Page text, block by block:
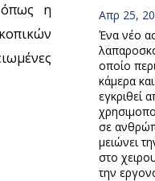
όπως η
Απρ 25,
Ένα νέο
οποίο
κάμερα
εγκριθεί
σε
μειώνει
στο
την